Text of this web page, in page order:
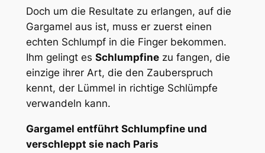
Doch um die Resultate zu erlangen, auf die
Gargamel aus ist, muss er zuerst einen
echten Schlumpf in die Finger bekommen.
Ihm gelingt es Schlumpfinezu fangen, die
einzige ihrer Art, die den Zauberspruch
kennt, der Lümmel in richtige Schlümpfe
verwandeln kann.
Gargamel entführt Schlumpfine und
verschleppt sie nach Paris